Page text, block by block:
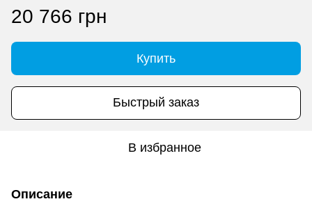
20 766 грн
Купить
Быстрый заказ
В избранное
Описание